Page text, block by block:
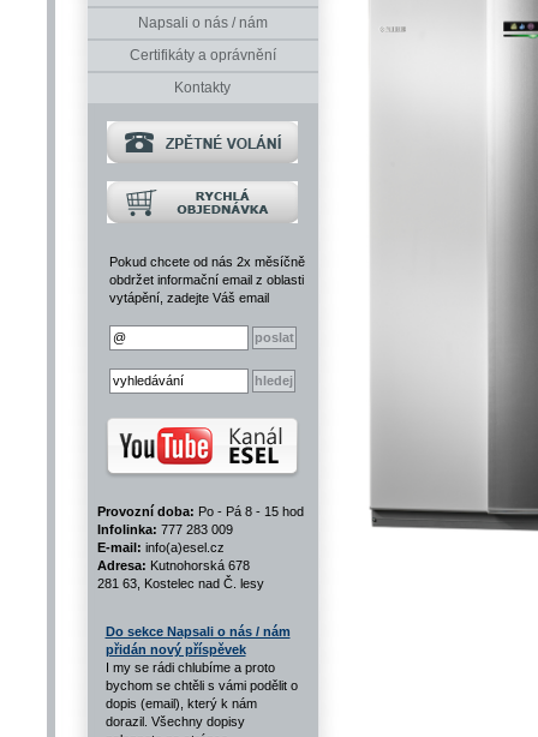
Napsali o nás / nám
Certifikáty a oprávnění
Kontakty
Pokud chcete od nás 2x měsíčně
obdržet informační email z oblasti
vytápění, zadejte Váš email
Provozní doba: Po - Pá 8 - 15 hod
Infolinka: 777 283 009
E-mail: info(a)esel.cz
Adresa: Kutnohorská 678
281 63, Kostelec nad Č. lesy
Do sekce Napsali o nás / nám
přidán nový příspěvek
I my se rádi chlubíme a proto
bychom se chtěli s vámi podělit o
dopis (email), který k nám
dorazil. Všechny dopisy